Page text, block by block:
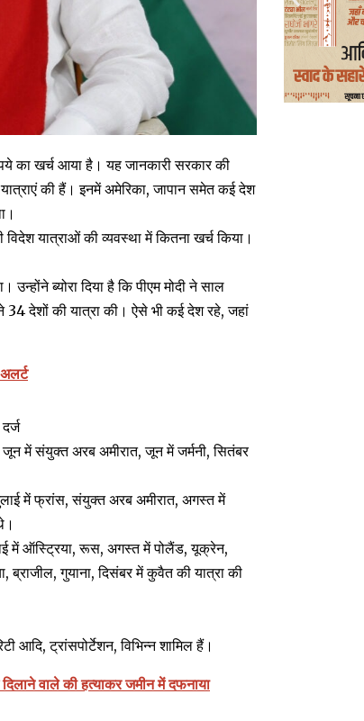
का खर्च आया है। यह जानकारी सरकार की
की हैं। इनमें अमेरिका, जापान समेत कई देश
यात्राओं की व्यवस्था में कितना खर्च किया।
ब्योरा दिया है कि पीएम मोदी ने साल
देशों की यात्रा की। ऐसे भी कई देश रहे, जहां
जून में संयुक्त अरब अमीरात, जून में जर्मनी, सितंबर
में फ्रांस, संयुक्त अरब अमीरात, अगस्त में
में ऑस्ट्रिया, रूस, अगस्त में पोलैंड, यूक्रेन,
गुयाना, दिसंबर में कुवैत की यात्रा की
आदि, ट्रांसपोर्टेशन, विभिन्न शामिल हैं।
वाले की हत्याकर जमीन में दफनाया